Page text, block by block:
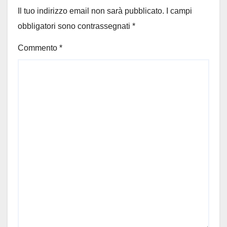
Il tuo indirizzo email non sarà pubblicato.
I campi
obbligatori sono contrassegnati *
Commento *